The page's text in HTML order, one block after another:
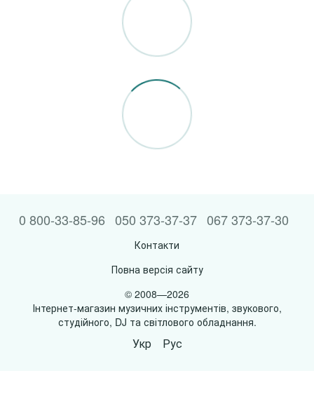
0 800-33-85-96 050 373-37-37 067 373-37-30
Контакти
Повна версія сайту
© 2008—2026
Інтернет-магазин музичних інструментів, звукового,
студійного, DJ та світлового обладнання.
Укр Рус